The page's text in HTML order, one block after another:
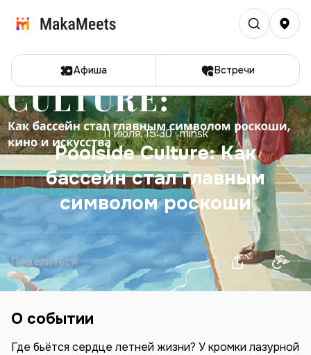
Афиша Встречи
11 июля, 15:30·minsk
Poolside Culture: Как
бассейн стал главным
символом роскоши
Поделиться
О событии
Где бьётся сердце летней жизни? У кромки лазурной